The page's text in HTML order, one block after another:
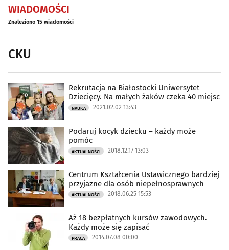
WIADOMOŚCI
Znaleziono 15 wiadomości
CKU
Rekrutacja na Białostocki Uniwersytet
Dziecięcy. Na małych żaków czeka 40 miejsc
NAUKA 2021.02.02 13:43
Podaruj kocyk dziecku – każdy może
pomóc
AKTUALNOŚCI 2018.12.17 13:03
Centrum Kształcenia Ustawicznego bardziej
przyjazne dla osób niepełnosprawnych
AKTUALNOŚCI 2018.06.25 15:53
Aż 18 bezpłatnych kursów zawodowych.
Każdy może się zapisać
PRACA 2014.07.08 00:00